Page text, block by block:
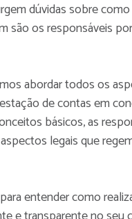
dúvidas sobre
são os responsáveis
abordar todos os
de contas em
básicos, as
legais que
entender como